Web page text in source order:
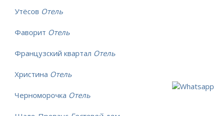
Утёсов Отель
Фаворит Отель
Французский квартал Отель
Христина Отель
Черноморочка Отель